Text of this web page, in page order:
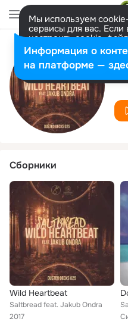
Мы используем
сервисы для вас. Если
настроить cookie-
представитель.
Разрешить все
Сборники
Wild Heartbeat
Saltbread feat. Jakub Ondra
2017
Информация о
на платформе —